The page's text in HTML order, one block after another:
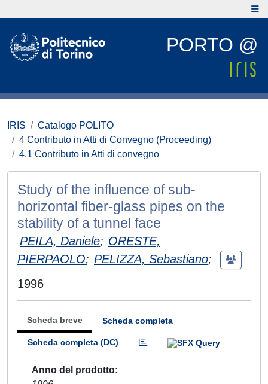
PORTO @
IRIS
Catalogo POLITO
4 Contributo in Atti di Convegno (Proceeding)
4.1 Contributo in Atti di convegno
Study of the influence of sub-
horizontal fiber-glass pipes on the
stability of a tunnel face
PEILA, Daniele; ORESTE,
PIERPAOLO; PELIZZA, Sebastiano;
1996
Scheda breve Scheda completa
Scheda completa (DC)
Anno del prodotto